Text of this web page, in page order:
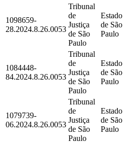
1098659-
28.2024.8.26.0053
Tribunal
de
Justiça
de São
Paulo
Estado
de São
Paulo
1084448-
84.2024.8.26.0053
Tribunal
de
Justiça
de São
Paulo
Estado
de São
Paulo
1079739-
06.2024.8.26.0053
Tribunal
de
Justiça
de São
Paulo
Estado
de São
Paulo